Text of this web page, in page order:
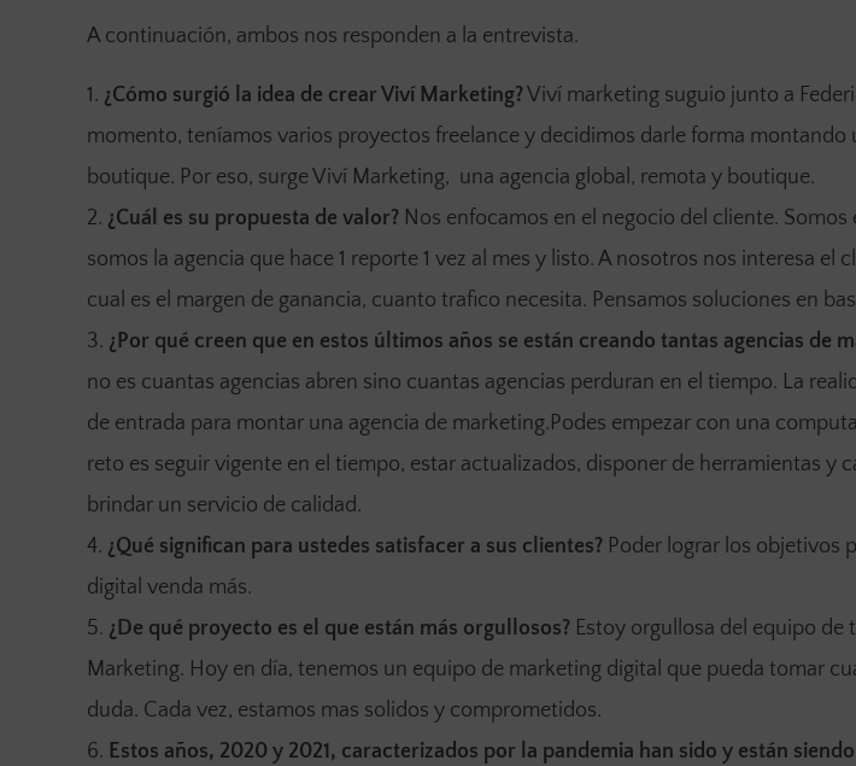
A continuación, ambos nos responden a la entrevista.
¿Cómo surgió la idea de crear Viví Marketing?Viví marketing suguio junto a
momento, teníamos varios proyectos freelance y decidimos darle forma montando
boutique. Por eso, surge Viví Marketing, una agencia global, remota y boutique.
¿Cuál es su propuesta de valor? Nos enfocamos en el negocio del cliente.
somos la agencia que hace 1 reporte 1 vez al mes y listo. A nosotros nos interesa el
cual es el margen de ganancia, cuanto trafico necesita. Pensamos soluciones en
¿Por qué creen que en estos últimos años se están creando tantas agencias de
no es cuantas agencias abren sino cuantas agencias perduran en el tiempo. La
de entrada para montar una agencia de marketing.Podes empezar con una
reto es seguir vigente en el tiempo, estar actualizados, disponer de herramientas y
brindar un servicio de calidad.
¿Qué significan para ustedes satisfacer a sus clientes? Poder lograr los objetivos
digital venda más.
¿De qué proyecto es el que están más orgullosos? Estoy orgullosa del equipo de
Marketing. Hoy en día, tenemos un equipo de marketing digital que pueda tomar
duda. Cada vez, estamos mas solidos y comprometidos.
Estos años, 2020 y 2021, caracterizados por la pandemia han sido y están